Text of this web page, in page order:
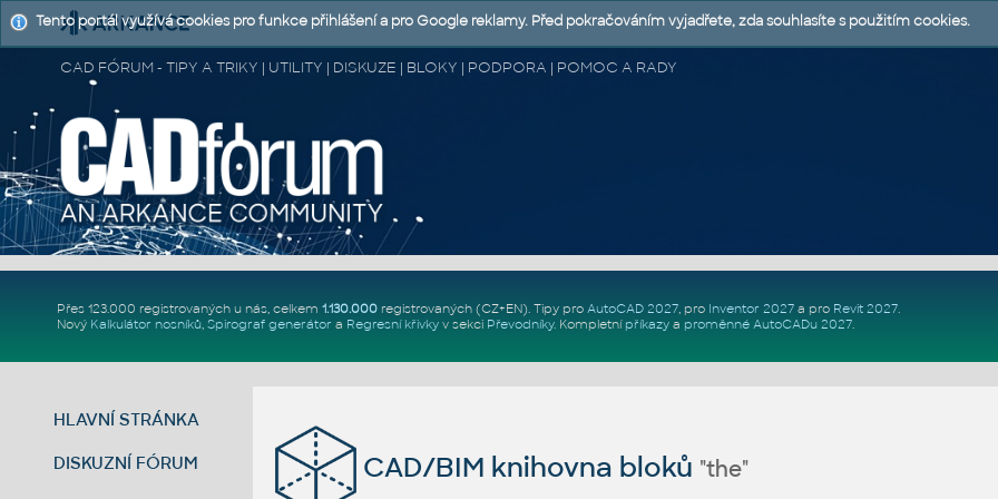
CAD FÓRUM - TIPY A TRIKY | UTILITY | DISKUZE | BLOKY | PODPORA | POMOC A RADY
Přes 123.000 registrovaných u nás, celkem 1.130.000registrovaných (CZ+EN). Tipy pro AutoCAD 2027, pro Inventor 2027a pro Revit 2027.
Nový Kalkulátor nosníků, Spirograf generátor a Regresní křivkyv sekci Převodníky. Kompletní příkazya proměnné AutoCADu 2027.
HLAVNÍ STRÁNKA
DISKUZNÍ FÓRUM CAD/BIM knihovna bloků "the"
Tento portál využívá cookies pro funkce přihlášení a pro Google reklamy. Před pokračováním vyjadřete, zda souhlasíte s použitím cookies.